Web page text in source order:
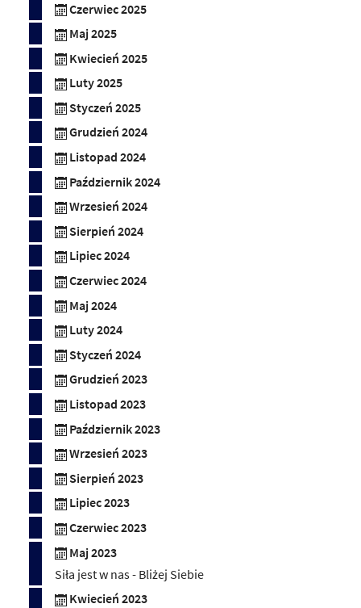
Czerwiec 2025
Maj 2025
Kwiecień 2025
Luty 2025
Styczeń 2025
Grudzień 2024
Listopad 2024
Październik 2024
Wrzesień 2024
Sierpień 2024
Lipiec 2024
Czerwiec 2024
Maj 2024
Luty 2024
Styczeń 2024
Grudzień 2023
Listopad 2023
Październik 2023
Wrzesień 2023
Sierpień 2023
Lipiec 2023
Czerwiec 2023
Maj 2023
Siła jest w nas - Bliżej Siebie
Kwiecień 2023